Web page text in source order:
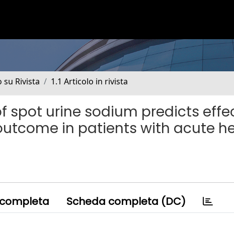
Rivista 1.1 Articolo in rivista
spot urine sodium predicts
in patients with acute
Scheda completa (DC)